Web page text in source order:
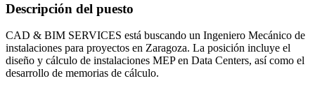
Descripción del puesto
CAD & BIM SERVICES está buscando un Ingeniero Mecánico de
instalaciones para proyectos en Zaragoza. La posición incluye el
diseño y cálculo de instalaciones MEP en Data Centers, así como el
desarrollo de memorias de cálculo.